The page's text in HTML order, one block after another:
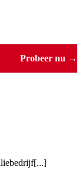
Probeer nu →